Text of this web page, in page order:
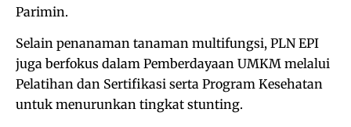
Parimin.
Selain penanaman tanaman multifungsi, PLN EPI
juga berfokus dalam Pemberdayaan UMKM melalui
Pelatihan dan Sertifikasi serta Program Kesehatan
untuk menurunkan tingkat stunting.